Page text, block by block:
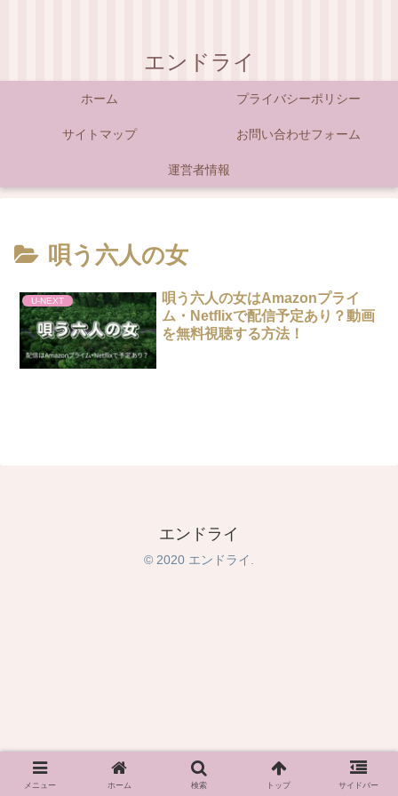
エンドライ
ホーム プライバシーポリシー
サイトマップ お問い合わせフォーム
運営者情報
唄う六人の女
U-NEXT
唄う六人の女はAmazonプライ
ム・Netflixで配信予定あり？動画
を無料視聴する方法！
エンドライ
© 2020 エンドライ.
メニュー ホーム 検索 トップ サイドバー